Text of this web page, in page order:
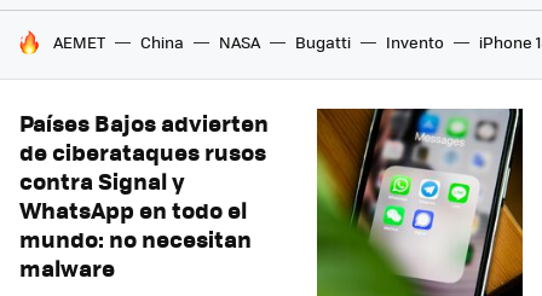
HOY SE HABLA DE
AEMET China NASA Bugatti Invento iPhone
Países Bajos advierten
de ciberataques rusos
contra Signal y
WhatsApp en todo el
mundo: no necesitan
malware